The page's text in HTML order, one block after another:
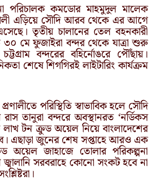
পরিচালক কমডোর মাহমুদুল মালেক
এড়িয়ে সৌদি আরব থেকে এর আগে
তৃতীয় চালানের তেল বহনকারী
৩০ মে ফুজাইরা বন্দর থেকে যাত্রা শুরু
বন্দরের বহির্নোঙরে পৌঁছায়।
শেষে শিগগিরই লাইটারিং কার্যক্রম
পরিস্থিতি স্বাভাবিক হলে সৌদি
তানুরা বন্দরে অবস্থানরত ‘নর্ডিকস
টন ক্রুড অয়েল নিয়ে বাংলাদেশের
এছাড়া জুনের শেষ সপ্তাহে আরও এক
অয়েল জাহাজে তোলার পরিকল্পনা
সরবরাহে কোনো সংকট হবে না